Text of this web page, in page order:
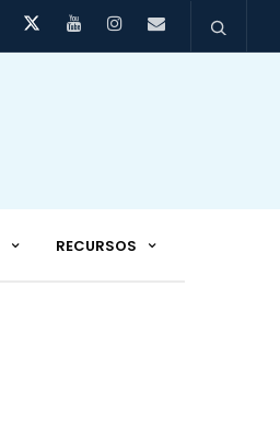
RECURSOS